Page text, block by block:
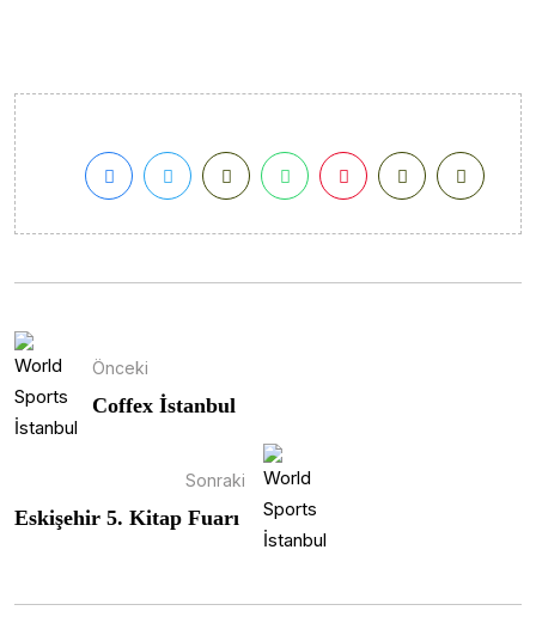
Önceki
Coffex İstanbul
Sonraki
Eskişehir 5. Kitap Fuarı